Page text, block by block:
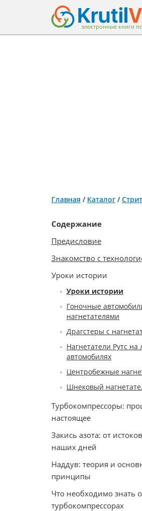
электронные книги
Главная / Каталог /
Содержание
Предисловие
Знакомство с
Уроки истории
Уроки истории
Гоночные
нагнетателями
Драгстеры с
Нагнетатели Рутс на
автомобилях
Центробежные
Шнековый
Турбокомпрессоры:
настоящее
Закись азота: от
наших дней
Наддув: теория и
принципы
Что необходимо знать о
турбокомпрессорах